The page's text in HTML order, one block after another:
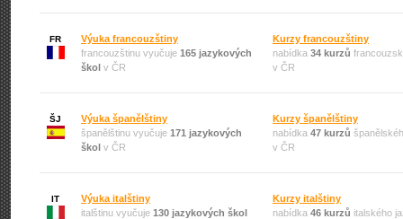
FR
Výuka francouzštiny
francouzštinu vyučuje 165 jazykových
škol v ČR
Kurzy francouzštiny
nabídka 34 kurzů
v ČR
ŠJ
Výuka španělštiny
španělštinu vyučuje 171 jazykových
škol v ČR
Kurzy španělštiny
nabídka 47 kurzů
v ČR
IT
Výuka italštiny
italštinu vyučuje 130 jazykových škol
Kurzy italštiny
nabídka 46 kurzů italského